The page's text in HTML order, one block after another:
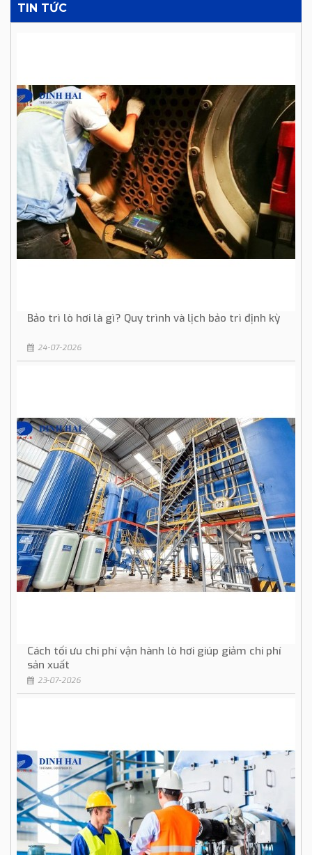
TIN TỨC
Bảo trì lò hơi là gì? Quy trình và lịch bảo trì định kỳ
24-07-2026
Cách tối ưu chi phí vận hành lò hơi giúp giảm chi phí
sản xuất
23-07-2026